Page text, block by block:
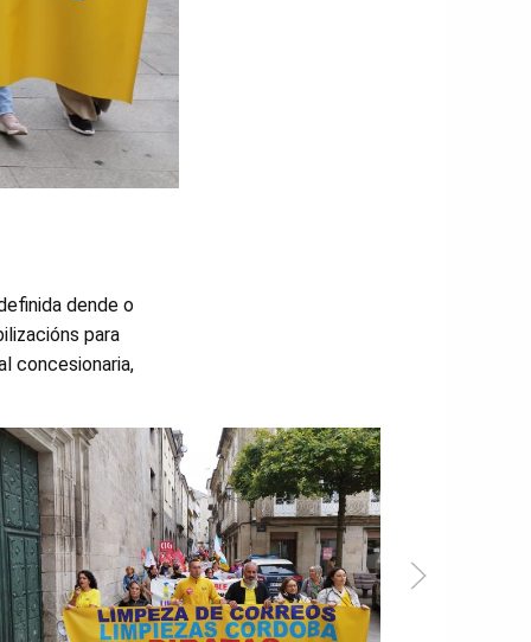
dende o
para
concesionaria,